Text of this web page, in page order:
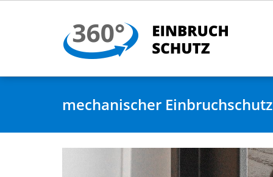
mechanischer Einbruchschutz